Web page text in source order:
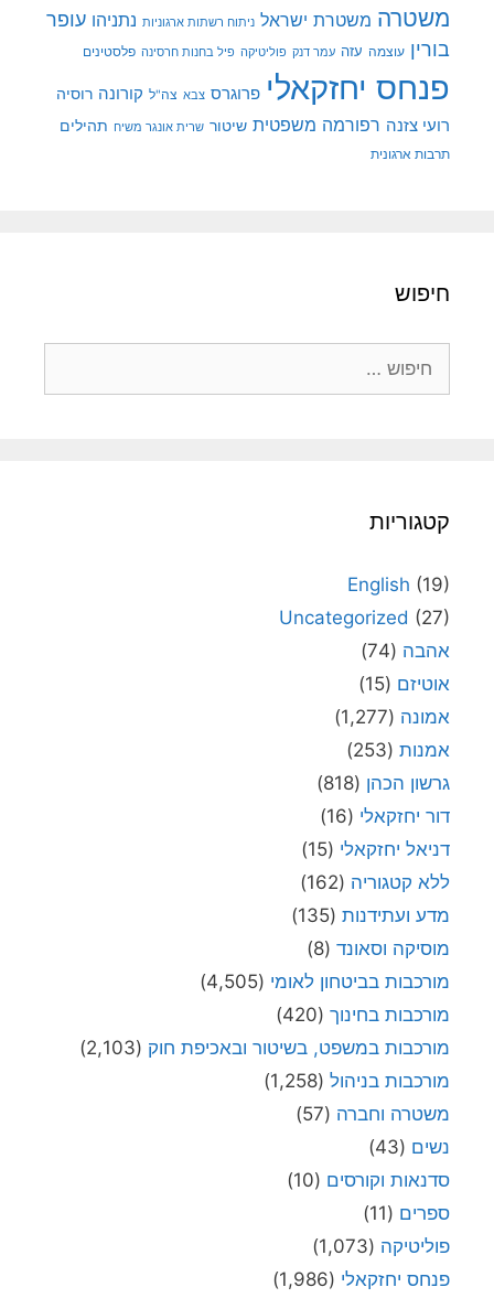
משטרה משטרת ישראל ניתוח רשתות ארגוניות נתניהו עופר
בורין עוצמה עזה עמר דנק פוליטיקה פיל בחנות חרסינה פלסטינים
פנחס יחזקאלי פרוגרס צבא צה"ל קורונה רוסיה
רועי צזנה רפורמה משפטית שיטור שרית אונגר משיח תהילים
תרבות ארגונית
חיפוש
קטגוריות
English (19)
Uncategorized (27)
אהבה (74)
אוטיזם (15)
אמונה (1,277)
אמנות (253)
גרשון הכהן (818)
דור יחזקאלי (16)
דניאל יחזקאלי (15)
ללא קטגוריה (162)
מדע ועתידנות (135)
מוסיקה וסאונד (8)
מורכבות בביטחון לאומי (4,505)
מורכבות בחינוך (420)
מורכבות במשפט, בשיטור ובאכיפת חוק (2,103)
מורכבות בניהול (1,258)
משטרה וחברה (57)
נשים (43)
סדנאות וקורסים (10)
ספרים (11)
פוליטיקה (1,073)
פנחס יחזקאלי (1,986)